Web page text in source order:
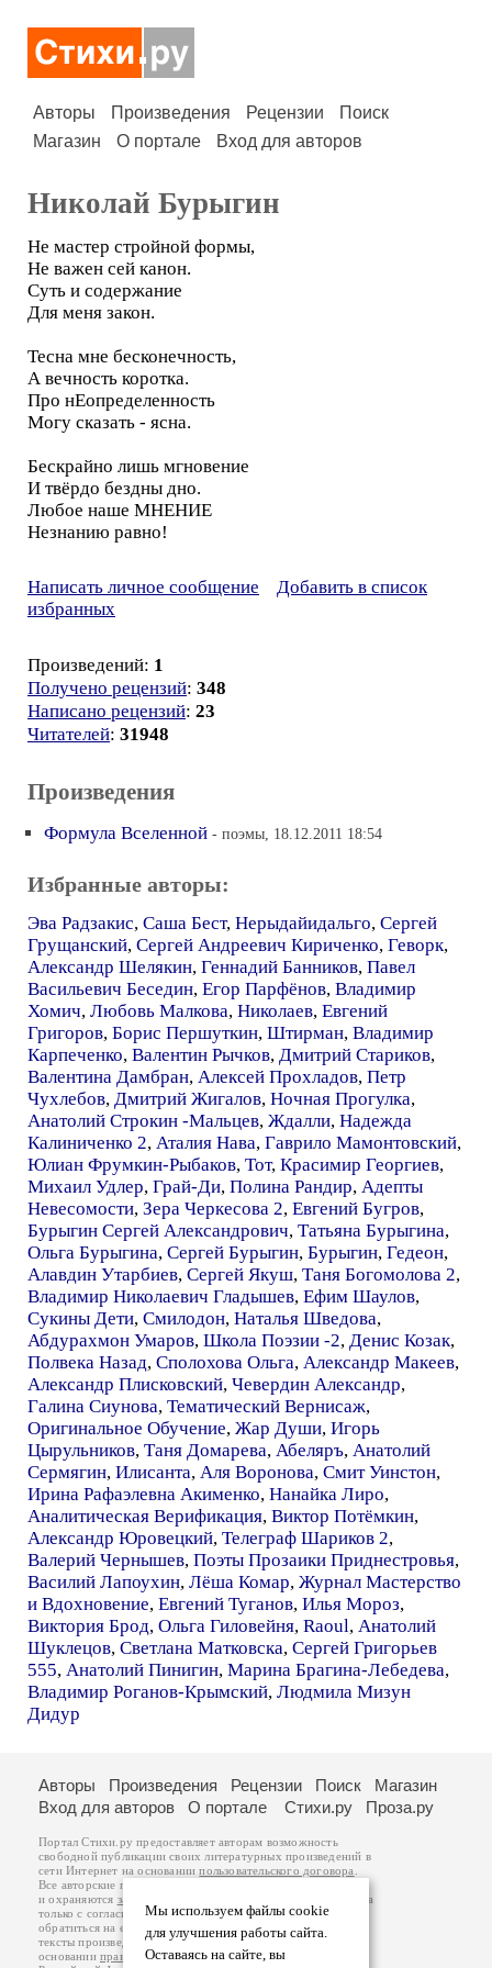
Авторы Произведения Рецензии
Поиск
Магазин
О портале Вход для авторов
Николай Бурыгин
Не мастер стройной формы,
Не важен сей канон.
Суть и содержание
Для меня закон.
Тесна мне бесконечность,
А вечность коротка.
Про нЕопределенность
Могу сказать - ясна.
Бескрайно лишь мгновение
И твёрдо бездны дно.
Любое наше МНЕНИЕ
Незнанию равно!
Написать личное сообщение
Добавить в список
избранных
Произведений: 1
Получено рецензий: 348
Написано рецензий: 23
Читателей: 31948
Произведения
Формула Вселенной - поэмы, 18.12.2011 18:54
Избранные авторы:
Эва Радзакис, Саша Бест, Нерыдайидальго, Сергей
Грущанский, Сергей Андреевич Кириченко, Геворк,
Александр Шелякин, Геннадий Банников, Павел
Васильевич Беседин, Егор Парфёнов, Владимир
Хомич, Любовь Малкова, Николаев, Евгений
Григоров, Борис Першуткин, Штирман, Владимир
Карпеченко, Валентин Рычков, Дмитрий Стариков,
Валентина Дамбран, Алексей Прохладов, Петр
Чухлебов, Дмитрий Жигалов, Ночная Прогулка,
Анатолий Строкин -Мальцев, Ждалли, Надежда
Калиниченко 2, Аталия Нава, Гаврило Мамонтовский,
Юлиан Фрумкин-Рыбаков, Тот, Красимир Георгиев,
Михаил Удлер, Грай-Ди, Полина Рандир, Адепты
Невесомости, Зера Черкесова 2, Евгений Бугров,
Бурыгин Сергей Александрович, Татьяна Бурыгина,
Ольга Бурыгина, Сергей Бурыгин, Бурыгин, Гедеон,
Алавдин Утарбиев, Сергей Якуш, Таня Богомолова 2,
Владимир Николаевич Гладышев, Ефим Шаулов,
Сукины Дети, Смилодон, Наталья Шведова,
Абдурахмон Умаров, Школа Поэзии -2, Денис Козак,
Полвека Назад, Сполохова Ольга, Александр Макеев,
Александр Плисковский, Чевердин Александр,
Галина Сиунова, Тематический Вернисаж,
Оригинальное Обучение, Жар Души, Игорь
Цырульников, Таня Домарева, Абеляръ, Анатолий
Сермягин, Илисанта, Аля Воронова, Смит Уинстон,
Ирина Рафаэлевна Акименко, Нанайка Лиро,
Аналитическая Верификация, Виктор Потёмкин,
Александр Юровецкий, Телеграф Шариков 2,
Валерий Чернышев, Поэты Прозаики Приднестровья,
Василий Лапоухин, Лёша Комар, Журнал Мастерство
и Вдохновение, Евгений Туганов, Илья Мороз,
Виктория Брод, Ольга Гиловейня, Raoul, Анатолий
Шуклецов, Светлана Матковска, Сергей Григорьев
555, Анатолий Пинигин, Марина Брагина-Лебедева,
Владимир Роганов-Крымский, Людмила Мизун
Дидур
Мы используем файлы cookie
для улучшения работы сайта.
Оставаясь на сайте, вы
Авторы Произведения Рецензии Поиск
Магазин
Вход для авторов
О портале Стихи.ру Проза.ру
Портал Стихи.ру предоставляет авторам возможность
свободной публикации своих литературных произведений в
сети Интернет на основаниипользовательского договора
Все авторские права на произведения принадлежат авторам
и охраняются законом
. Перепечатка произведений возможна
только с согласия его автора, к которому вы можете
обратиться на его авторской странице. Ответственность за
тексты произведений авторы несут самостоятельно на
основанииправил публикацииизаконодательства